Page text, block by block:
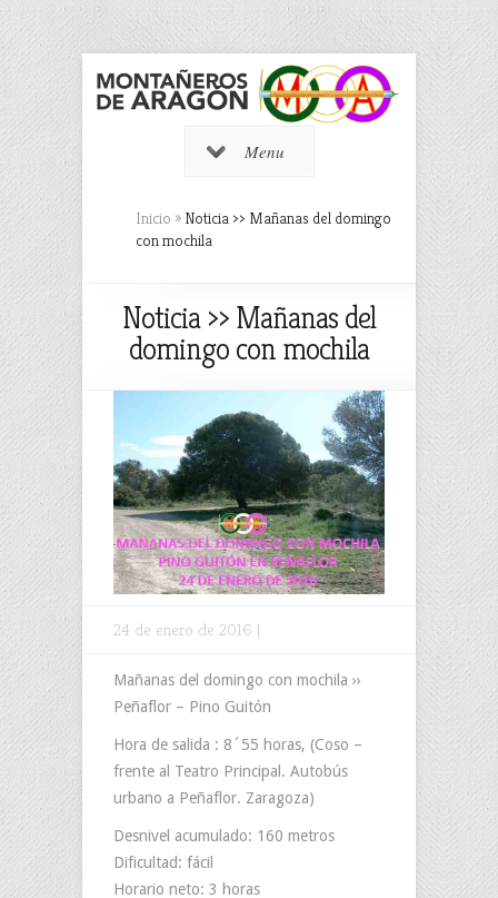
Menu
Inicio » Noticia ›› Mañanas del domingo
con mochila
Noticia ›› Mañanas del
domingo con mochila
24 de enero de 2016 |
Mañanas del domingo con mochila ››
Peñaflor – Pino Guitón
Hora de salida : 8´55 horas, (Coso –
frente al Teatro Principal. Autobús
urbano a Peñaflor. Zaragoza)
Desnivel acumulado: 160 metros
Dificultad: fácil
Horario neto: 3 horas